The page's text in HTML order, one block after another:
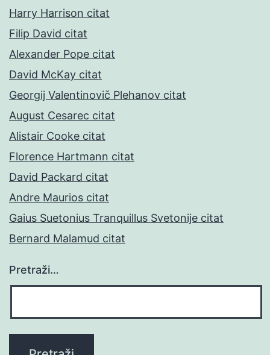
Harry Harrison citat
Filip David citat
Alexander Pope citat
David McKay citat
Georgij Valentinovič Plehanov citat
August Cesarec citat
Alistair Cooke citat
Florence Hartmann citat
David Packard citat
Andre Maurios citat
Gaius Suetonius Tranquillus Svetonije citat
Bernard Malamud citat
Pretraži…